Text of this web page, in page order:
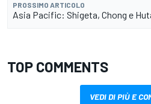
PROSSIMO ARTICOLO
Asia Pacific: Shigeta, Chong e
TOP COMMENTS
VEDI DI PIÙ E